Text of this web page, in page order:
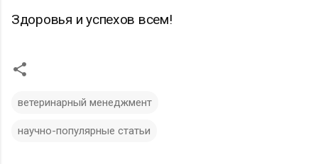
Здоровья и успехов всем!
ветеринарный менеджмент
научно-популярные статьи